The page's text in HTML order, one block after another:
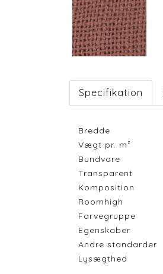
Specifikation
Bredde
Vægt pr. m²
Bundvare
Transparent
Komposition
Roomhigh
Farvegruppe
Egenskaber
Andre standarder
Lysægthed